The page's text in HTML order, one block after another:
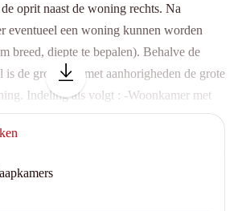
oprit naast de woning rechts. Na
eventueel een woning kunnen worden
diepte te bepalen). Behalve de
is de grote tuin met aanhorigheden de grote
met
en lichtrijke keuken. -Badkamer op
op de eerste verdieping -2
-Grote tuin met twee garages voor
parkeergelegenheid. Geen